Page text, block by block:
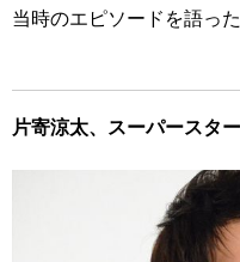
当時のエピソードを語った
片寄涼太、スーパースタ